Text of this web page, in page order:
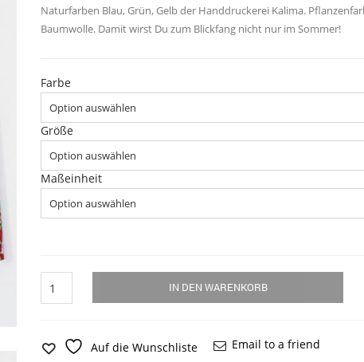
Naturfarben Blau, Grün, Gelb der Handdruckerei Kalima.
Baumwolle. Damit wirst Du zum Blickfang nicht nur im Sommer!
Farbe
Größe
Maßeinheit
Mantel
Menge
IN DEN WARENKORB
Auf die Wunschliste Email to a friend